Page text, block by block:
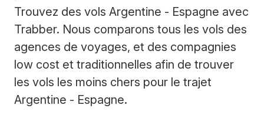
Trouvez des vols Argentine - Espagne avec
Trabber. Nous comparons tous les vols des
agences de voyages, et des compagnies
low cost et traditionnelles afin de trouver
les vols les moins chers pour le trajet
Argentine - Espagne.